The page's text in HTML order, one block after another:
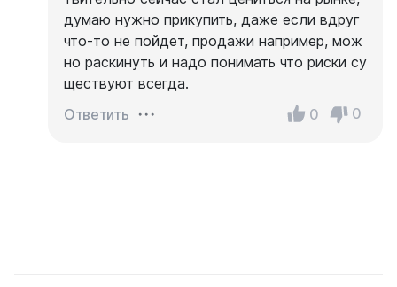
думаю нужно прикупить, даже если вдруг
что-то не пойдет, продажи например, мож
но раскинуть и надо понимать что риски су
ществуют всегда.
Ответить
0 0